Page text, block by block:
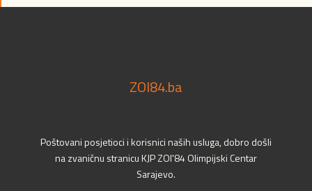
ZOI84.ba
Poštovani posjetioci i korisnici naših usluga, dobro došli
na zvaničnu stranicu KJP ZOI'84 Olimpijski Centar
Sarajevo.